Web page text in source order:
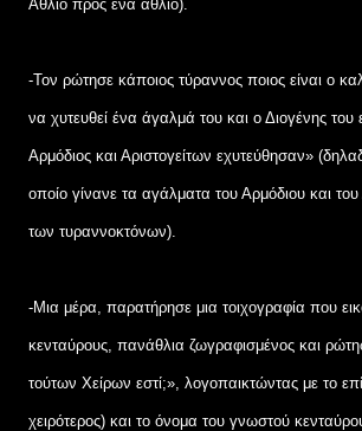
Άθλιο προς ένα άθλιο).
-Τον ρώτησε κάποιος τύραννος ποιος είναι ο
να χυτευθεί ένα άγαλμά του και ο Διογένης του
Αρμόδιος και Αριστογείτων εχυτεύθησαν»
οποίο γίνανε τα αγάλματα του Αρμόδιου και του
των τυραννοκτόνων).
-Μια μέρα, παρατήρησε μια τοιχογραφία που
κενταύρους, πανάθλια ζωγραφισμένος και
τούτων Χείρων εστί;», λογοπαικτώντας με το
χειρότερος) και το όνομα του γνωστού